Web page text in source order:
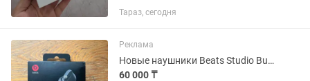
Тараз, сегодня
Реклама
Новые наушники Beats Studio Buds
60 000 ₸